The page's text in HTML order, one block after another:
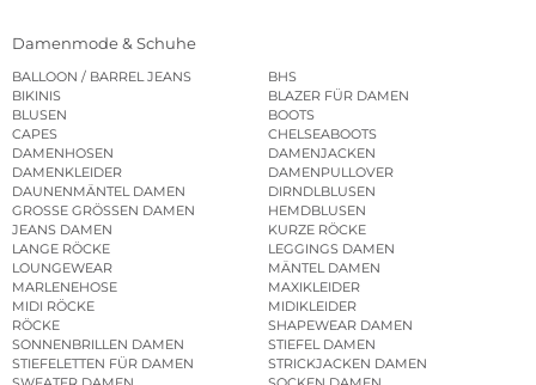
Damenmode & Schuhe
BALLOON / BARREL JEANS
BHS
BIKINIS
BLAZER FÜR DAMEN
BLUSEN
BOOTS
CAPES
CHELSEABOOTS
DAMENHOSEN
DAMENJACKEN
DAMENKLEIDER
DAMENPULLOVER
DAUNENMÄNTEL DAMEN
DIRNDLBLUSEN
GROSSE GRÖSSEN DAMEN
HEMDBLUSEN
JEANS DAMEN
KURZE RÖCKE
LANGE RÖCKE
LEGGINGS DAMEN
LOUNGEWEAR
MÄNTEL DAMEN
MARLENEHOSE
MAXIKLEIDER
MIDI RÖCKE
MIDIKLEIDER
RÖCKE
SHAPEWEAR DAMEN
SONNENBRILLEN DAMEN
STIEFEL DAMEN
STIEFELETTEN FÜR DAMEN
STRICKJACKEN DAMEN